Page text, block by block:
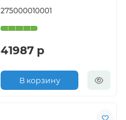
275000010001
41987 р
В корзину